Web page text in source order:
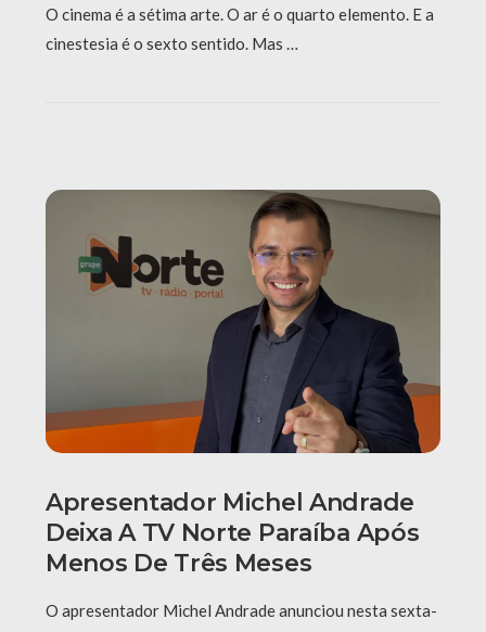
O cinema é a sétima arte. O ar é o quarto elemento. E a
cinestesia é o sexto sentido. Mas …
Apresentador Michel Andrade
Deixa A TV Norte Paraíba Após
Menos De Três Meses
O apresentador Michel Andrade anunciou nesta sexta-